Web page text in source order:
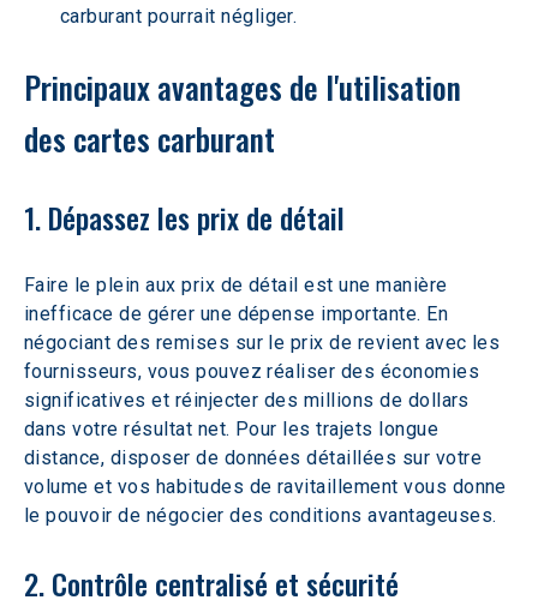
carburant pourrait négliger.
Principaux avantages de l'utilisation
des cartes carburant
1. Dépassez les prix de détail
Faire le plein aux prix de détail est une manière
inefficace de gérer une dépense importante. En
négociant des remises sur le prix de revient avec les
fournisseurs, vous pouvez réaliser des économies
significatives et réinjecter des millions de dollars
dans votre résultat net. Pour les trajets longue
distance, disposer de données détaillées sur votre
volume et vos habitudes de ravitaillement vous donne
le pouvoir de négocier des conditions avantageuses.
2. Contrôle centralisé et sécurité